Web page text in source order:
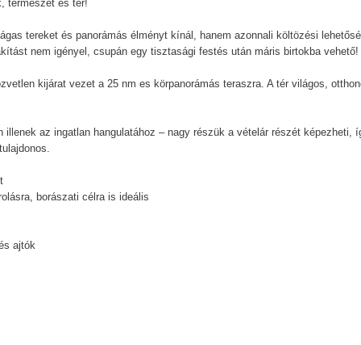
természet és tér!
tereket és panorámás élményt kínál, hanem azonnali költözési
nem igényel, csupán egy tisztasági festés után máris birtokba vehető!
kijárat vezet a 25 nm es körpanorámás teraszra. A tér világos,
az ingatlan hangulatához – nagy részük a vételár részét képezheti,
borászati célra is ideális
ajtók